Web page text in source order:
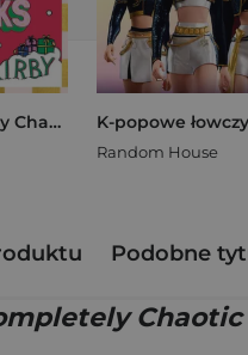
The Completely Chaotic Christmas of Lottie Brooks
Random House
Podobne